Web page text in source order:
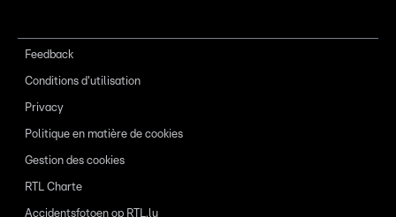
Feedback
Conditions d'utilisation
Privacy
Politique en matière de cookies
Gestion des cookies
RTL Charte
Accidentsfotoen op RTL.lu